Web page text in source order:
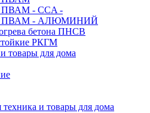
ПВАМ - CCA -
/ ПВАМ - АЛЮМИНИЙ
бетона ПНСВ
РКГМ
товары для дома
и товары для дома